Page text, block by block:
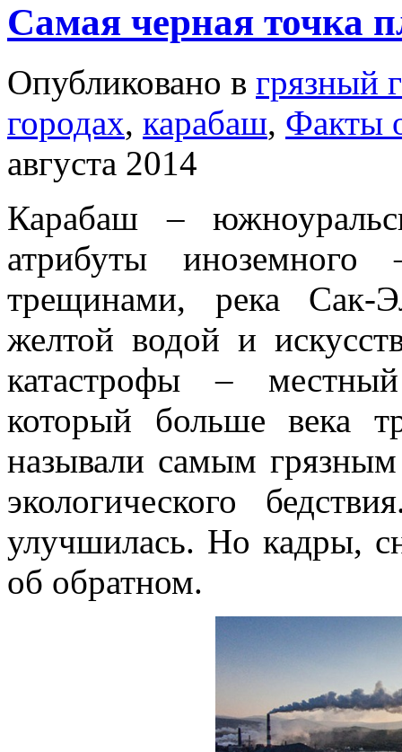
Cамая черная точка
Опубликовано в грязный
городах, карабаш, Факты
августа 2014
Карабаш –
атрибуты
трещинами, река Сак-
желтой водой и
катастрофы –
который больше века
называли самым
экологического
улучшилась. Но кадры,
об обратном.